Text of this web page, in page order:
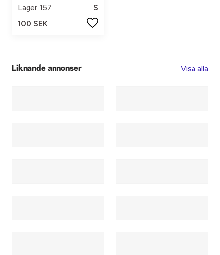
Lager 157
S
100 SEK
Liknande annonser Visa alla